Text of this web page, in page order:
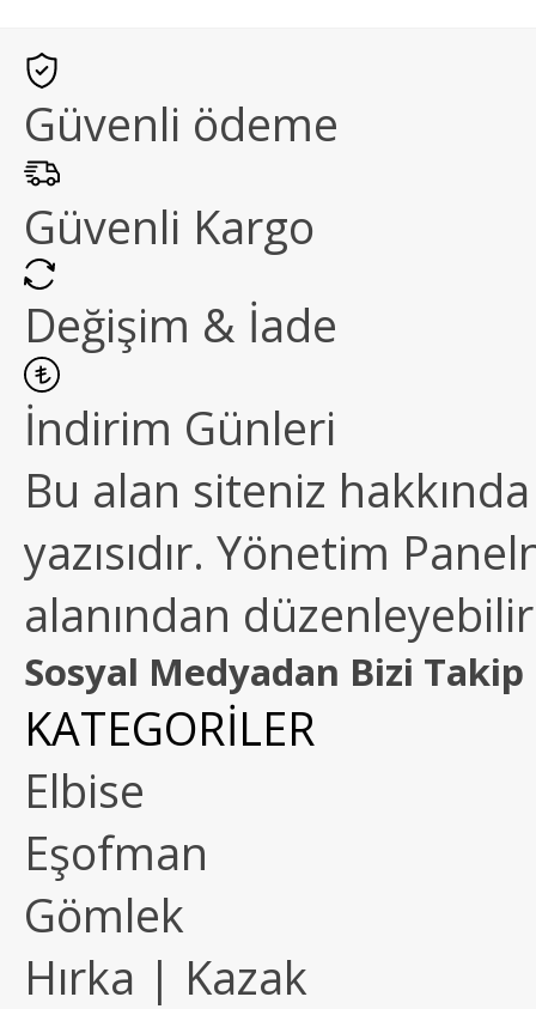
Güvenli ödeme
Güvenli Kargo
Değişim & İade
İndirim Günleri
Bu alan siteniz
yazısıdır. Yönetim
alanından
Sosyal Medyadan Bizi Takip
KATEGORİLER
Elbise
Eşofman
Gömlek
Hırka | Kazak